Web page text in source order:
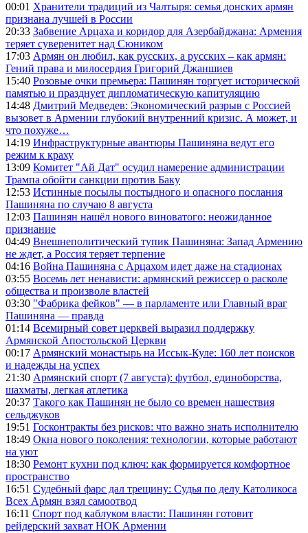
00:01 Хранители традиций из Чалтыря: семья донских армян
признана лучшей в России
20:33 Забвение Арцаха и коридор для Азербайджана: Армения
теряет суверенитет над Сюником
17:03 Армян он любил, как русских, а русских – как армян:
Гений права и милосердия Григорий Джаншиев
15:40 Розовые очки премьера: Пашинян торгует исторической
памятью и празднует дипломатическую капитуляцию
14:48 Дмитрий Медведев: Экономический разрыв с Россией
вызовет в Армении глубокий внутренний кризис. А может, и
что похуже…
14:19 Инфраструктурные авантюры Пашиняна ведут его
режим к краху
13:09 Комитет "Ай Дат" осудил намерение администрации
Трампа обойти санкции против Баку
12:53 Истинные посылы постыдного и опасного послания
Пашиняна по случаю 8 августа
12:03 Пашинян нашёл нового виноватого: неожиданное
признание
04:49 Внешнеполитический тупик Пашиняна: Запад Армению
не ждет, а Россия теряет терпение
04:16 Война Пашиняна с Арцахом идет даже на стадионах
03:55 Восемь лет ненависти: армянский режиссер о расколе
общества и произволе властей
03:30 "Фабрика фейков" — в парламенте или Главный враг
Пашиняна — правда
01:14 Всемирный совет церквей выразил поддержку
Армянской Апостольской Церкви
00:17 Армянский монастырь на Иссык-Куле: 160 лет поисков
и надежды на успех
21:30 Армянский спорт (7 августа): футбол, единоборства,
шахматы, легкая атлетика
20:37 Такого как Пашинян не было со времен нашествия
сельджуков
19:51 Госконтракты без рисков: что важно знать исполнителю
18:49 Окна нового поколения: технологии, которые работают
на уют
18:30 Ремонт кухни под ключ: как формируется комфортное
пространство
16:51 Судебный фарс дал трещину: Судья по делу Католикоса
Всех Армян взял самоотвод
16:11 Спорт под каблуком власти: Пашинян готовит
рейдерский захват НОК Армении